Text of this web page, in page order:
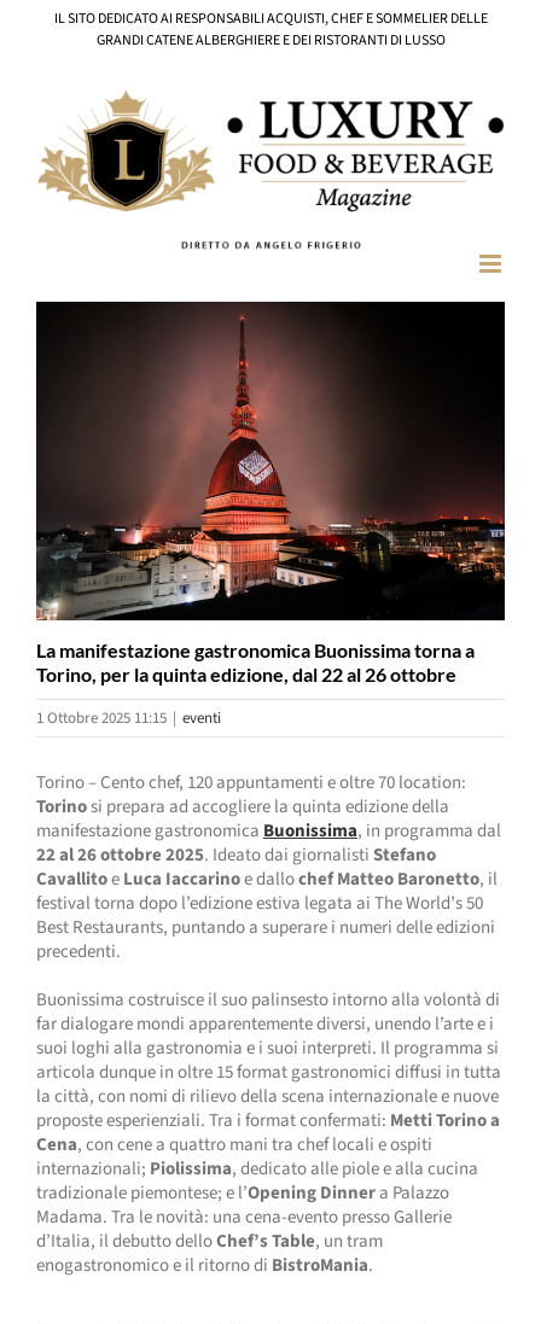
IL SITO DEDICATO AI RESPONSABILI ACQUISTI, CHEF E SOMMELIER DELLE
GRANDI CATENE ALBERGHIERE E DEI RISTORANTI DI LUSSO
La manifestazione gastronomica Buonissima torna a
Torino, per la quinta edizione, dal 22 al 26 ottobre
1 Ottobre 2025 11:15 | eventi
Torino – Cento chef, 120 appuntamenti e oltre 70 location:
Torinosi prepara ad accogliere la quinta edizione della
manifestazione gastronomicaBuonissima, in programma dal
22 al 26 ottobre 2025. Ideato dai giornalistiStefano
CavallitoeLuca Iaccarinoe dallochef Matteo Baronetto, il
festival torna dopo l’edizione estiva legata ai The World’s 50
Best Restaurants, puntando a superare i numeri delle edizioni
precedenti.
Buonissima costruisce il suo palinsesto intorno alla volontà di
far dialogare mondi apparentemente diversi, unendo l’arte e i
suoi loghi alla gastronomia e i suoi interpreti. Il programma si
articola dunque in oltre 15 format gastronomici diffusi in tutta
la città, con nomi di rilievo della scena internazionale e nuove
proposte esperienziali. Tra i format confermati: Metti Torino a
Cena, con cene a quattro mani tra chef locali e ospiti
internazionali; Piolissima, dedicato alle piole e alla cucina
tradizionale piemontese; e l’Opening Dinnera Palazzo
Madama. Tra le novità: una cena-evento presso Gallerie
d’Italia, il debutto delloChef’s Table, un tram
enogastronomico e il ritorno di BistroMania.